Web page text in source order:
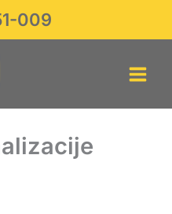
009